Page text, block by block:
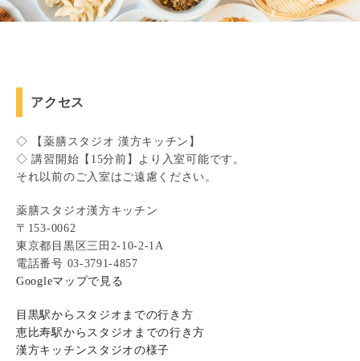
アクセス
◇ 【薬膳スタジオ 漢方キッチン】
◇ 講習開始【15分前】より入室可能です。
それ以前のご入室はご遠慮ください。
薬膳スタジオ漢方キッチン
〒153-0062
東京都目黒区三田2-10-2-1A
電話番号 03-3791-4857
Googleマップで見る
目黒駅からスタジオまでの行き方
恵比寿駅からスタジオまでの行き方
漢方キッチンスタジオの様子